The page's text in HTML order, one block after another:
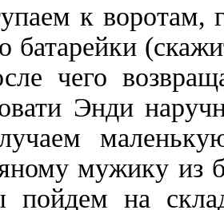
к воротам,
батарейки
чего
Энди
мужику из
пойдем на